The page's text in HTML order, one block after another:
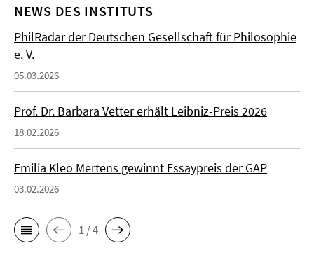
NEWS DES INSTITUTS
PhilRadar der Deutschen Gesellschaft für Philosophie
e. V.
05.03.2026
Prof. Dr. Barbara Vetter erhält Leibniz-Preis 2026
18.02.2026
Emilia Kleo Mertens gewinnt Essaypreis der GAP
03.02.2026
1 / 4